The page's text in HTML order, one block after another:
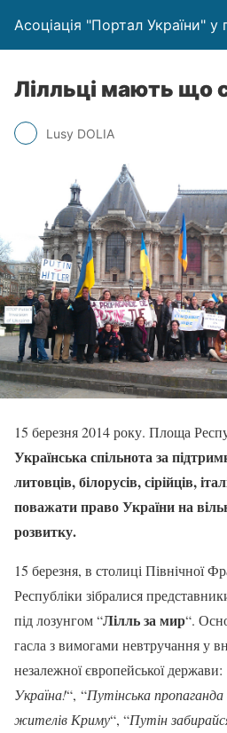
Асоціація "Портал України" у
Лілльці мають що
Lusy DOLIA
15 березня 2014 року. Площа
Українська спільнота за
литовців, білорусів, сірійців,
поважати право України на
розвитку.
15 березня, в столиці Північної
Республіки зібралися
під лозунгом “Лілль за мир“.
гасла з вимогами невтручання у
незалежної європейської
Україна!“, “Путінська пропаганда
жителів Криму“, “Путін